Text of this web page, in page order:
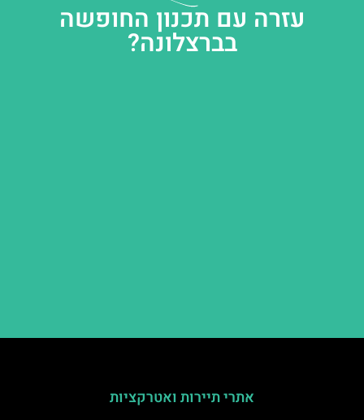
עזרה עם תכנון החופשה
בברצלונה?
אתרי תיירות ואטרקציות